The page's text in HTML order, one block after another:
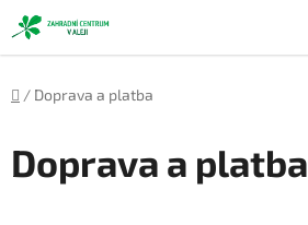
Přejít
na
obsah
Domů
/ Doprava a platba
Doprava a platba